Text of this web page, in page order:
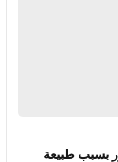
بسبب طبيعة